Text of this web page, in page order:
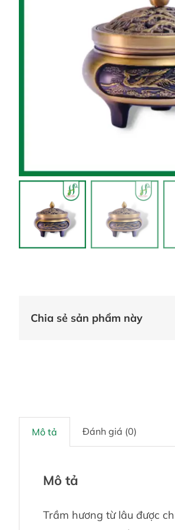
Chia sẻ sản phẩm này
Mô tả Đánh giá (0)
Mô tả
Trầm hương từ lâu được